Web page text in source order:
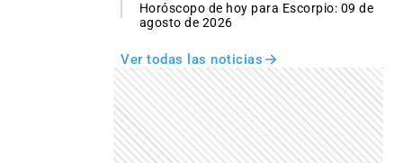
Horóscopo de hoy para Escorpio: 09 de
agosto de 2026
Ver todas las noticias